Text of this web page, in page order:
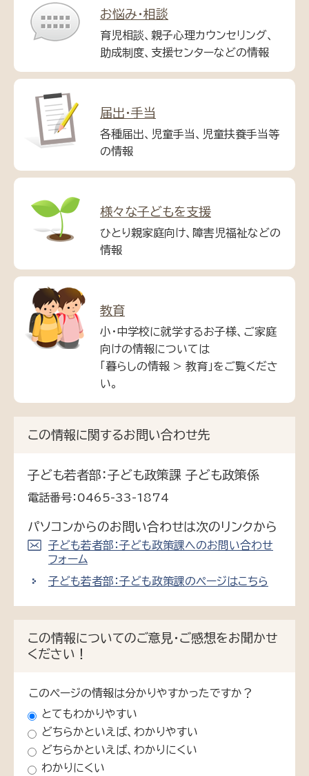
お悩み・相談
育児相談、親子心理カウンセリング、
助成制度、支援センターなどの情報
届出・手当
各種届出、児童手当、児童扶養手当等
の情報
様々な子どもを支援
ひとり親家庭向け、障害児福祉などの
情報
教育
小・中学校に就学するお子様、ご家庭
向けの情報については
「暮らしの情報 > 教育」をご覧くださ
い。
この情報に関するお問い合わせ先
子ども若者部：子ども政策課 子ども政策係
電話番号：0465-33-1874
パソコンからのお問い合わせは次のリンクから
子ども若者部：子ども政策課へのお問い合わせ
フォーム
子ども若者部：子ども政策課のページはこちら
この情報についてのご意見・ご感想をお聞かせ
ください！
このページの情報は分かりやすかったですか？
とてもわかりやすい
どちらかといえば、わかりやすい
どちらかといえば、わかりにくい
わかりにくい